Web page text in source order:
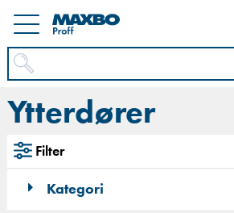
Ytterdører
Filter
Kategori